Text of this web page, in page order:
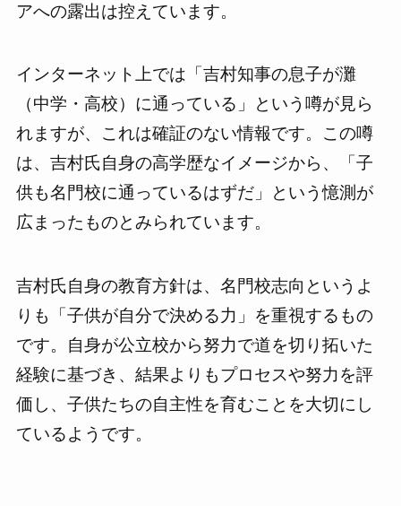
アへの露出は控えています。
インターネット上では「吉村知事の息子が灘
（中学・高校）に通っている」という噂が見ら
れますが、これは確証のない情報です。この噂
は、吉村氏自身の高学歴なイメージから、「子
供も名門校に通っているはずだ」という憶測が
広まったものとみられています。
吉村氏自身の教育方針は、名門校志向というよ
りも「子供が自分で決める力」を重視するもの
です。自身が公立校から努力で道を切り拓いた
経験に基づき、結果よりもプロセスや努力を評
価し、子供たちの自主性を育むことを大切にし
ているようです。